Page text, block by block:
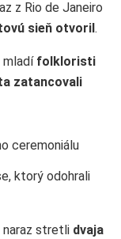
z Rio de Janeiro
sieň otvoril.
mladí folkloristi
zatancovali
ceremoniálu
ktorý odohrali
naraz stretli dvaja